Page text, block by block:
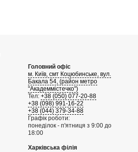
Головний офіс
м. Київ, смт Коцюбинське, вул.
Бакала 54, (район метро
"Академмістечко")
Тел: +38 (050) 077-20-88
+38 (098) 991-16-22
+38 (044) 379-34-88
Графік роботи:
понеділок - п'ятниця з 9:00 до
18:00
Харківська філія